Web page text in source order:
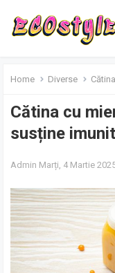
Home Diverse Cătina
Cătina cu
susține
Admin Marți, 4 Martie